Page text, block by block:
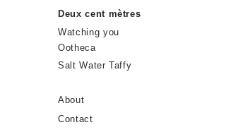
Deux cent mètres
Watching you
Ootheca
Salt Water Taffy
About
Contact